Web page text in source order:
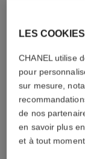
LES
CHANEL utilise
pour
sur mesure,
de nos
en savoir plus
et à tout